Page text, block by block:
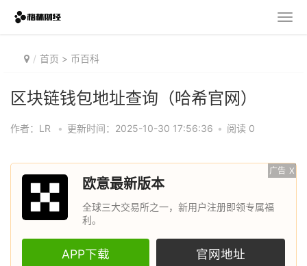
首页 > 币百科
区块链钱包地址查询（哈希官网）
作者：LR • 更新时间：2025-10-30 17:56:36 • 阅读 0
广告 X
欧意最新版本
全球三大交易所之一，新用户注册即领专属福
利。
APP下载 官网地址